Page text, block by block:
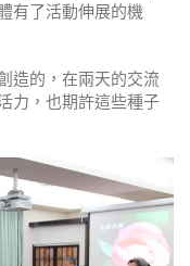
有了活動伸展的機
造的，在兩天的交流
力，也期許這些種子